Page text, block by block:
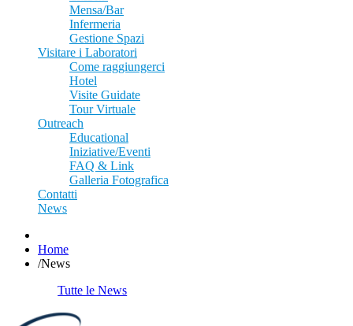
Mensa/Bar
Infermeria
Gestione Spazi
Visitare i Laboratori
Come raggiungerci
Hotel
Visite Guidate
Tour Virtuale
Outreach
Educational
Iniziative/Eventi
FAQ & Link
Galleria Fotografica
Contatti
News
Home
/News
Tutte le News